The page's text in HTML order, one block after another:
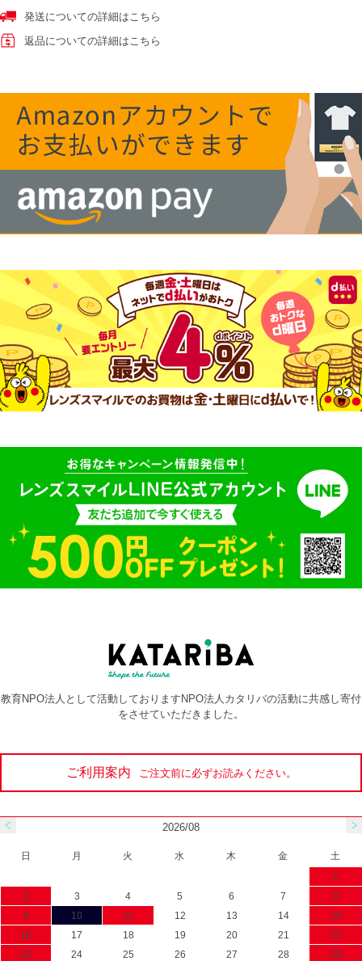
発送についての詳細はこちら
返品についての詳細はこちら
教育NPO法人として活動しておりますNPO法人カタリバの活動に共感し寄付
をさせていただきました。
ご利用案内 ご注文前に必ずお読みください。
2026/08
日 月 火 水 木 金
土
1
2
3 4 5 6 7
8
9
10 11 12 13 14
15
16
17 18 19 20 21
22
23
24 25 26 27 28 29